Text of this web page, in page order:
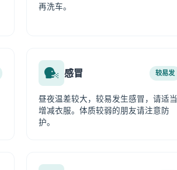
再洗车。
感冒 较易发
昼夜温差较大，较易发生感冒，请适当
增减衣服。体质较弱的朋友请注意防
护。